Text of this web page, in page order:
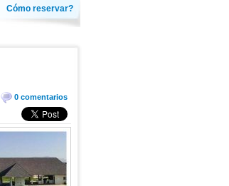
Cómo reservar?
0 comentarios